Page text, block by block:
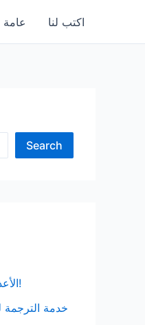
عامة اكتب لنا
Search
الأعذار مقابل السلوك السيئ!
خدمة